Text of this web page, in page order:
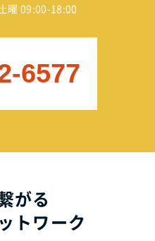
曜 09:00-18:00
6577
がる
トワーク